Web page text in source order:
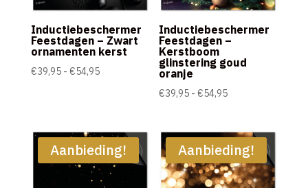
Inductiebeschermer
Feestdagen – Zwart
ornamenten kerst
€39,95 - €54,95Prijsklasse:
Inductiebeschermer
Feestdagen –
Kerstboom
glinstering goud
oranje
€39,95 - €54,95Prijsklasse:
€54,95
Aanbieding! Aanbieding!